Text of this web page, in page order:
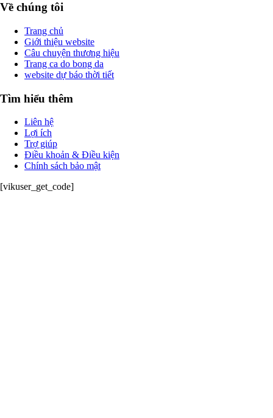
Về chúng tôi
Trang chủ
Giới thiệu website
Câu chuyện thương hiệu
Trang ca do bong da
website dự báo thời tiết
Tìm hiểu thêm
Liên hệ
Lợi ích
Trợ giúp
Điều khoản & Điều kiện
Chính sách bảo mật
[vikuser_get_code]